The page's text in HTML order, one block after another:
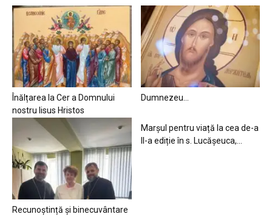
Înălțarea la Cer a Domnului
nostru Iisus Hristos
Dumnezeu…
Recunoștință și binecuvântare
Marșul pentru viață la cea de-a
II-a ediție în s. Lucășeuca,...